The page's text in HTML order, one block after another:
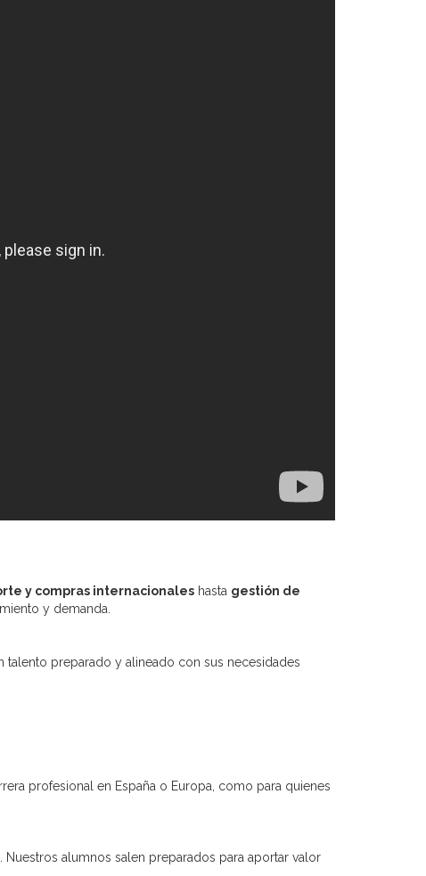
y compras internacionales hasta gestión de
y demanda.
preparado y alineado con sus necesidades
profesional en España o Europa, como para quienes
alumnos salen preparados para aportar valor